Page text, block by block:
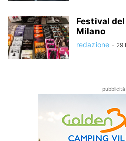
Festival
Milano
redazione - 29
pubblicità